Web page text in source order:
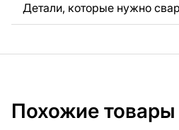
Детали, которые нужно
Похожие товары